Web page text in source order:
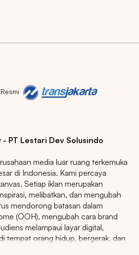
PT Lestari Dev Solusindo
media luar ruang terkemuka
di Indonesia. Kami percaya
Setiap iklan merupakan
melibatkan, dan mengubah
mendorong batasan dalam
(OOH), mengubah cara brand
melampaui layar digital,
tempat orang hidup, bergerak, dan